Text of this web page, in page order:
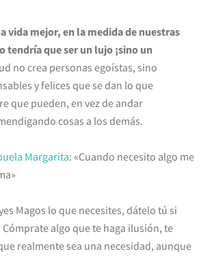
vida mejor, en la medida de nuestras
tendría que ser un lujo ¡sino un
no crea personas egoístas, sino
y felices que se dan lo que
que pueden, en vez de andar
cosas a los demás.
Margarita: «Cuando necesito algo me
Magos lo que necesites, dátelo tú si
algo que te haga ilusión, te
realmente sea una necesidad, aunque